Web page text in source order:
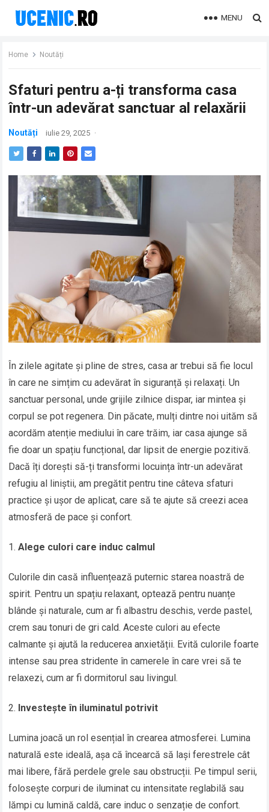
MENU
Home Noutăți
Sfaturi pentru a-ți transforma casa
într-un adevărat sanctuar al relaxării
Noutăți iulie 29, 2025 ·
În zilele agitate și pline de stres, casa ar trebui să fie locul
în care ne simțim cu adevărat în siguranță și relaxați. Un
sanctuar personal, unde grijile zilnice dispar, iar mintea și
corpul se pot regenera. Din păcate, mulți dintre noi uităm să
acordăm atenție mediului în care trăim, iar casa ajunge să
fie doar un spațiu funcțional, dar lipsit de energie pozitivă.
Dacă îți dorești să-ți transformi locuința într-un adevărat
refugiu al liniștii, am pregătit pentru tine câteva sfaturi
practice și ușor de aplicat, care să te ajute să creezi acea
atmosferă de pace și confort.
Alege culori care induc calmul
Culorile din casă influențează puternic starea noastră de
spirit. Pentru un spațiu relaxant, optează pentru nuanțe
blânde și naturale, cum ar fi albastru deschis, verde pastel,
crem sau tonuri de gri cald. Aceste culori au efecte
calmante și ajută la reducerea anxietății. Evită culorile foarte
intense sau prea stridente în camerele în care vrei să te
relaxezi, cum ar fi dormitorul sau livingul.
Investește în iluminatul potrivit
Lumina joacă un rol esențial în crearea atmosferei. Lumina
naturală este ideală, așa că încearcă să lași ferestrele cât
mai libere, fără perdele grele sau obstrucții. Pe timpul serii,
folosește corpuri de iluminat cu intensitate reglabilă sau
lămpi cu lumină caldă, care induc o senzație de confort.